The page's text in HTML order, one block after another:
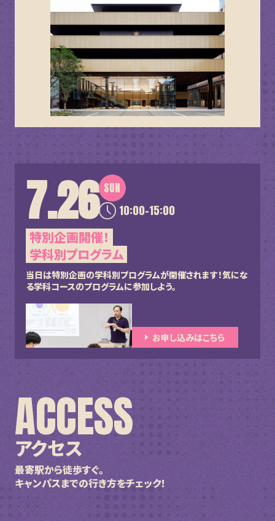
7.26 SUN
10:00-15:00
特別企画開催！
学科別プログラム
当日は特別企画の学科別プログラムが開催されます！気にな
る学科コースのプログラムに参加しよう。
お申し込みはこちら
ACCESS
アクセス
最寄駅から徒歩すぐ。
キャンパスまでの行き方をチェック！